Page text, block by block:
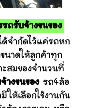
ถรับจ้างขนของ
ำกัดไว้แค่รถหก
นาดให้ลูกค้าทุก
ะสมของจำนวนที่
างขนของรถ4ล้อ
ให้เลือกใช้งานกัน